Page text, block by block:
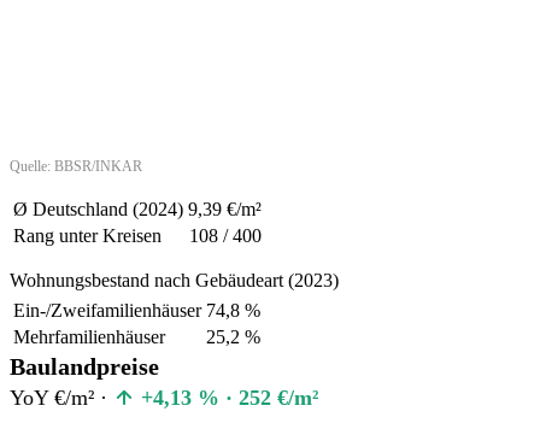
Quelle: BBSR/INKAR
Ø Deutschland (2024) 9,39 €/m²
Rang unter Kreisen
108 / 400
Wohnungsbestand nach Gebäudeart (2023)
Ein-/Zweifamilienhäuser 74,8 %
Mehrfamilienhäuser
25,2 %
Baulandpreise
YoY €/m² · +4,13 % · 252 €/m²